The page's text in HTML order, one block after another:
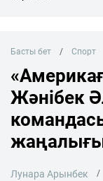
Басты бет Спорт
Жәнібек
Лунара Арынбек